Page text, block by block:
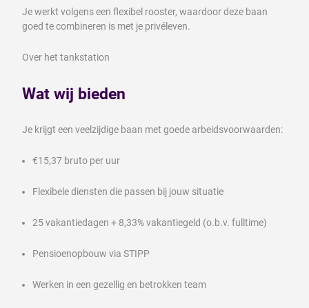
Je werkt volgens een flexibel rooster, waardoor deze baan
goed te combineren is met je privéleven.
Over het tankstation
Wat wij bieden
Je krijgt een veelzijdige baan met goede arbeidsvoorwaarden:
€15,37 bruto per uur
Flexibele diensten die passen bij jouw situatie
25 vakantiedagen + 8,33% vakantiegeld (o.b.v. fulltime)
Pensioenopbouw via STIPP
Werken in een gezellig en betrokken team